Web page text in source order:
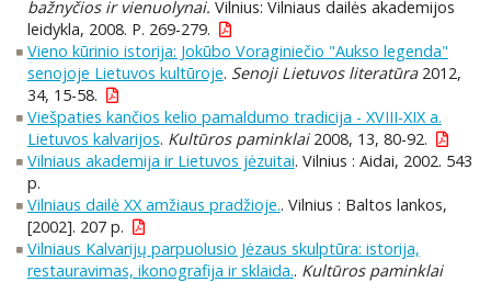
bažnyčios ir vienuolynai. Vilnius: Vilniaus dailės akademijos
leidykla, 2008. P. 269-279.
Vieno kūrinio istorija: Jokūbo Voraginiečio "Aukso legenda"
senojoje Lietuvos kultūroje. Senoji Lietuvos literatūra2012,
34, 15-58.
Viešpaties kančios kelio pamaldumo tradicija - XVIII-XIX a.
Lietuvos kalvarijos. Kultūros paminklai2008, 13, 80-92.
Vilniaus akademija ir Lietuvos jėzuitai. Vilnius : Aidai, 2002. 543
p.
Vilniaus dailė XX amžiaus pradžioje.. Vilnius : Baltos lankos,
[2002]. 207 p.
Vilniaus Kalvarijų parpuolusio Jėzaus skulptūra: istorija,
restauravimas, ikonografija ir sklaida.. Kultūros paminklai